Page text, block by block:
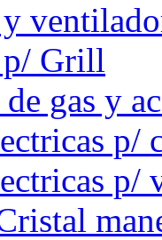
Grill
gas y
p/
p/